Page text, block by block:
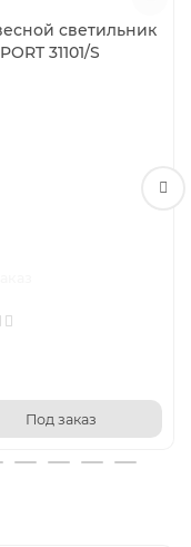
светильник
31101/S
Под заказ